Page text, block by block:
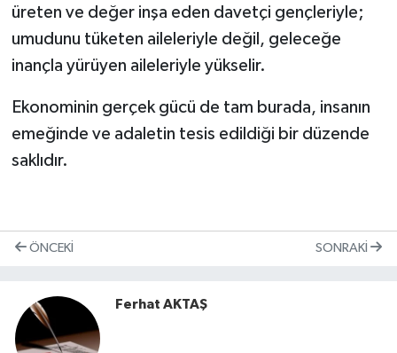
üreten ve değer inşa eden davetçi gençleriyle;
umudunu tüketen aileleriyle değil, geleceğe
inançla yürüyen aileleriyle yükselir.
Ekonominin gerçek gücü de tam burada, insanın
emeğinde ve adaletin tesis edildiği bir düzende
saklıdır.
ÖNCEKI SONRAKI
Ferhat AKTAŞ